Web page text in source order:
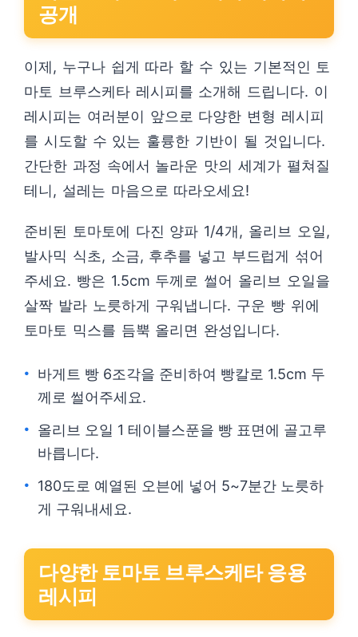
공개
이제, 누구나 쉽게 따라 할 수 있는 기본적인 토
마토 브루스케타 레시피를 소개해 드립니다. 이
레시피는 여러분이 앞으로 다양한 변형 레시피
를 시도할 수 있는 훌륭한 기반이 될 것입니다.
간단한 과정 속에서 놀라운 맛의 세계가 펼쳐질
테니, 설레는 마음으로 따라오세요!
준비된 토마토에 다진 양파 1/4개, 올리브 오일,
발사믹 식초, 소금, 후추를 넣고 부드럽게 섞어
주세요. 빵은 1.5cm 두께로 썰어 올리브 오일을
살짝 발라 노릇하게 구워냅니다. 구운 빵 위에
토마토 믹스를 듬뿍 올리면 완성입니다.
바게트 빵 6조각을 준비하여 빵칼로 1.5cm 두
께로 썰어주세요.
올리브 오일 1 테이블스푼을 빵 표면에 골고루
바릅니다.
180도로 예열된 오븐에 넣어 5~7분간 노릇하
게 구워내세요.
다양한 토마토 브루스케타 응용
레시피